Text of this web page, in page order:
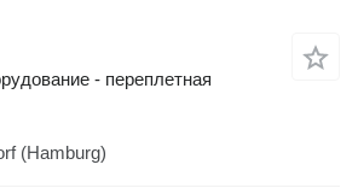
- переплетная
(Hamburg)